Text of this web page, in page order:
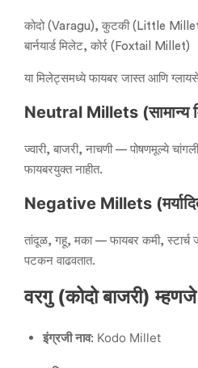
कोदो (Varagu), कुटकी (Little
बार्नयार्ड मिलेट, कोर्र (Foxtail Millet)
या मिलेट्समध्ये फायबर जास्त आणि
Neutral Millets (सामान्य
ज्वारी, बाजरी, नाचणी — पोषणमूल्ये
फायबरयुक्त नाहीत.
Negative Millets (मर्यादित
तांदूळ, गहू, मका — फायबर कमी, स्टार्च
पटकन वाढवतात.
वरगु (कोदो बाजरी)
इंग्रजी नाव:Kodo Millet